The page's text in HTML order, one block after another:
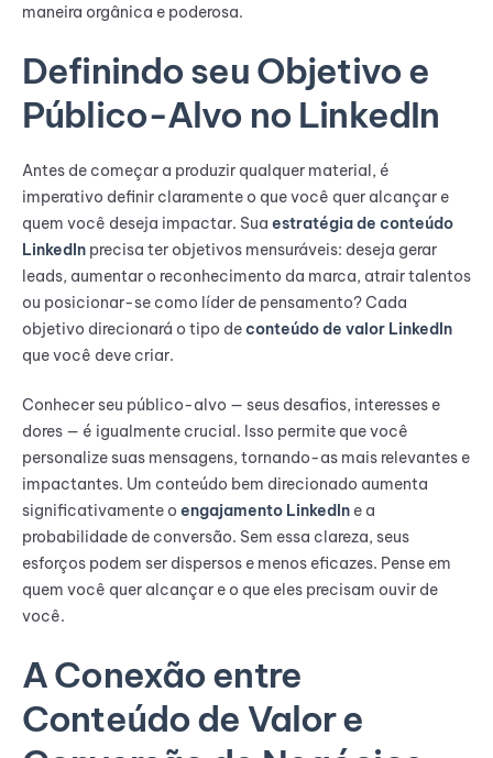
maneira orgânica e poderosa.
Definindo seu Objetivo e
Público-Alvo no LinkedIn
Antes de começar a produzir qualquer material, é
imperativo definir claramente o que você quer alcançar e
quem você deseja impactar. Sua estratégia de conteúdo
LinkedIn precisa ter objetivos mensuráveis: deseja gerar
leads, aumentar o reconhecimento da marca, atrair talentos
ou posicionar-se como líder de pensamento? Cada
objetivo direcionará o tipo deconteúdo de valor LinkedIn
que você deve criar.
Conhecer seu público-alvo — seus desafios, interesses e
dores — é igualmente crucial. Isso permite que você
personalize suas mensagens, tornando-as mais relevantes e
impactantes. Um conteúdo bem direcionado aumenta
significativamente o engajamento LinkedIn e a
probabilidade de conversão. Sem essa clareza, seus
esforços podem ser dispersos e menos eficazes. Pense em
quem você quer alcançar e o que eles precisam ouvir de
você.
A Conexão entre
Conteúdo de Valor e